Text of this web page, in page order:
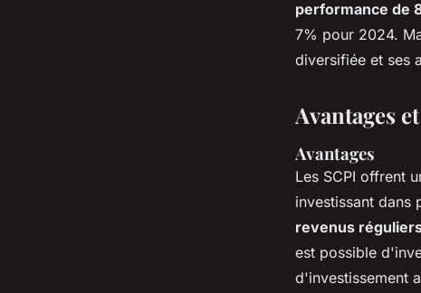
performance de
7% pour 2024.
diversifiée et ses
Avantages
Avantages
Les SCPI offrent
investissant dans
revenus
est possible
d'investissement